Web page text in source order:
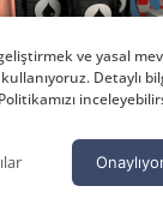
ve yasal
Detaylı